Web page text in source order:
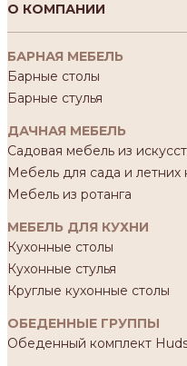
О КОМПАНИИ
БАРНАЯ МЕБЕЛЬ
Барные столы
Барные стулья
ДАЧНАЯ МЕБЕЛЬ
Садовая мебель из
Мебель для сада и летних
Мебель из ротанга
МЕБЕЛЬ ДЛЯ КУХНИ
Кухонные столы
Кухонные стулья
Круглые кухонные столы
ОБЕДЕННЫЕ ГРУППЫ
Обеденный комплект